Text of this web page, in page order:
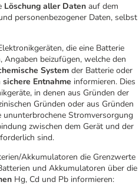
Löschung aller Daten auf dem
personenbezogener Daten, selbst
die eine Batterie
beizufügen, welche den
System der Batterie oder
sichere Entnahme informieren. Dies
in denen aus Gründen der
Gründen oder aus Gründen
Stromversorgung
zwischen dem Gerät und der
sind.
Akkumulatoren die Grenzwerte
und Akkumulatoren über die
Hg, Cd und Pb informieren: